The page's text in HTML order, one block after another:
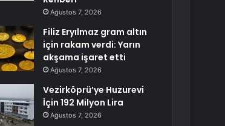
Ağustos 7, 2026
Filiz Eryılmaz gram altın
için rakam verdi: Yarın
akşama işaret etti
Ağustos 7, 2026
Vezirköprü’ye Huzurevi
İçin 192 Milyon Lira
Ağustos 7, 2026